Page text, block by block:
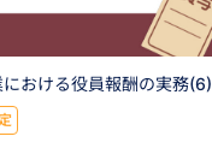
おける役員報酬の実務(6)